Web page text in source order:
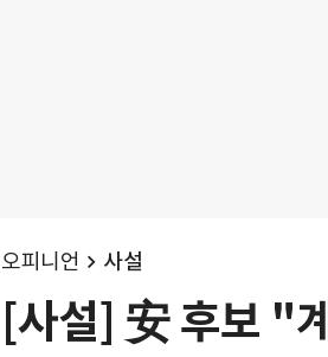
오피니언 사설
[사설] 安 후보 "